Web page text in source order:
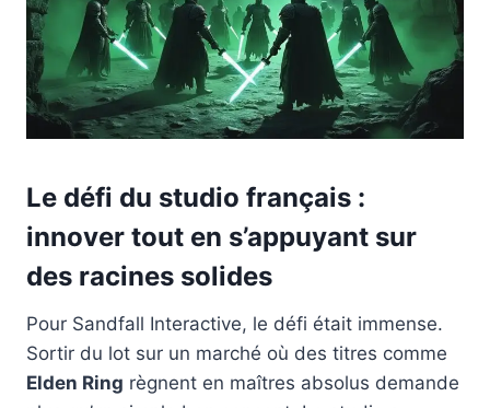
Le défi du studio français :
innover tout en s’appuyant sur
des racines solides
Pour Sandfall Interactive, le défi était immense.
Sortir du lot sur un marché où des titres comme
Elden Ring règnent en maîtres absolus demande